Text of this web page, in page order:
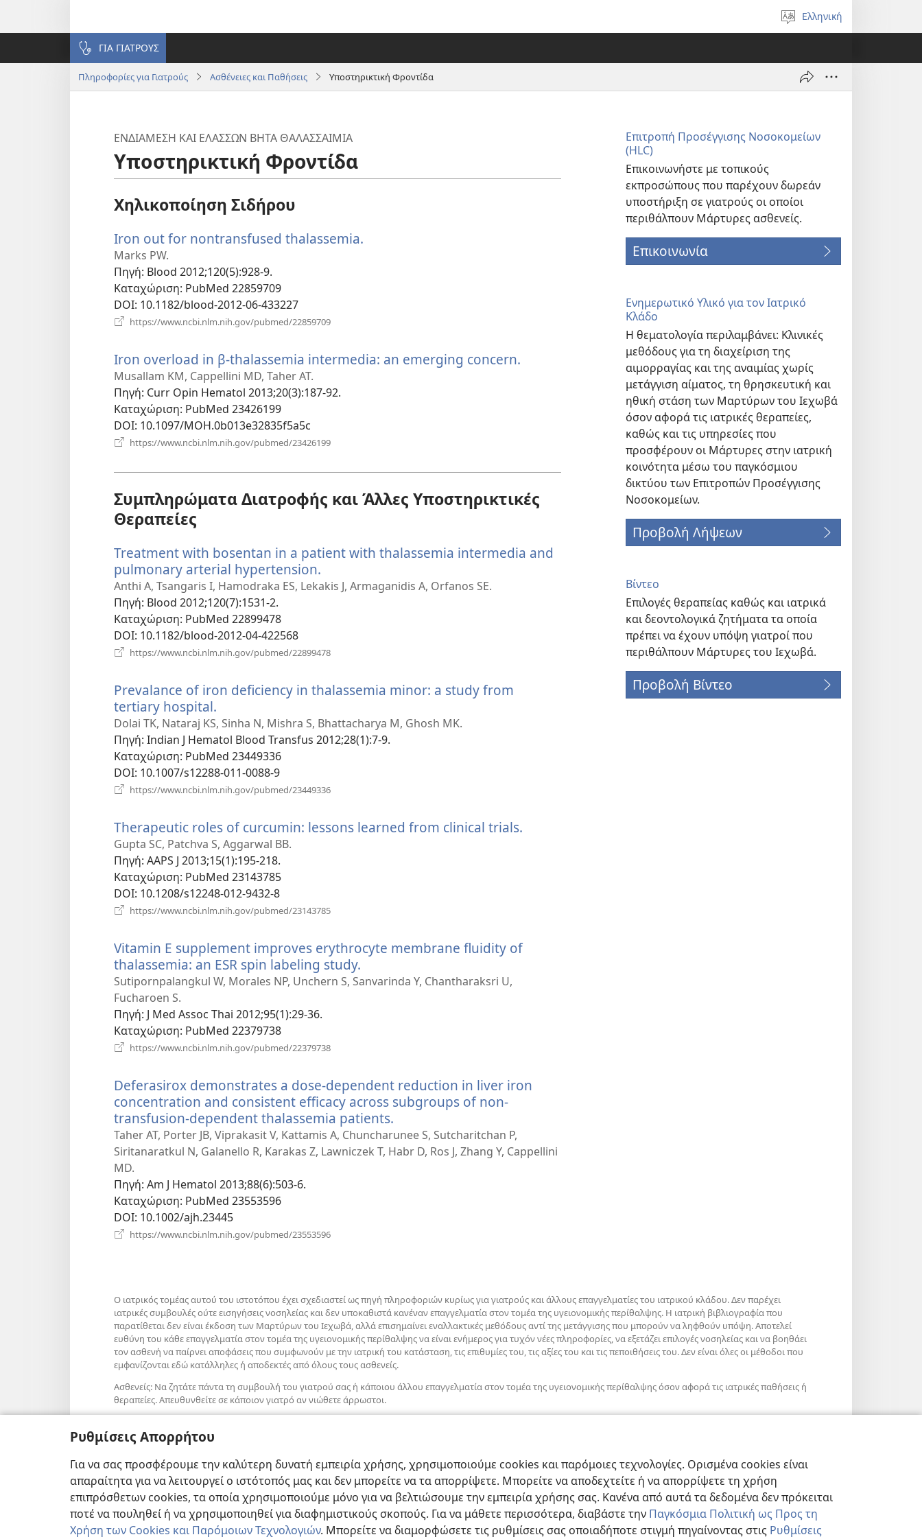
Ρυθμίσεις Απορρήτου
Για να σας προσφέρουμε την καλύτερη δυνατή εμπειρία χρήσης, χρησιμοποιούμε cookies και παρόμοιες τεχνολογίες. Ορισμένα cookies είναι
απαραίτητα για να λειτουργεί ο ιστότοπός μας και δεν μπορείτε να τα απορρίψετε. Μπορείτε να αποδεχτείτε ή να απορρίψετε τη χρήση
επιπρόσθετων cookies, τα οποία χρησιμοποιούμε μόνο για να βελτιώσουμε την εμπειρία χρήσης σας. Κανένα από αυτά τα δεδομένα δεν πρόκειται
ποτέ να πουληθεί ή να χρησιμοποιηθεί για διαφημιστικούς σκοπούς. Για να μάθετε περισσότερα, διαβάστε την Παγκόσμια Πολιτική ως Προς τη
Χρήση των Cookies και Παρόμοιων Τεχνολογιών. Μπορείτε να διαμορφώσετε τις ρυθμίσεις σας οποιαδήποτε στιγμή πηγαίνοντας στις Ρυθμίσεις
Επιλέξτε
γλώσσα
Ελληνική
ΓΙΑ ΓΙΑΤΡΟΥΣ
Πληροφορίες για Γιατρούς Ασθένειες και Παθήσεις Υποστηρικτική Φροντίδα
ΕΝΔΙΆΜΕΣΗ ΚΑΙ ΕΛΆΣΣΩΝ ΒΉΤΑ ΘΑΛΑΣΣΑΙΜΊΑ
Υποστηρικτική Φροντίδα
Χηλικοποίηση Σιδήρου
Iron out for nontransfused thalassemia.
Marks PW.
Πηγή‎: Blood 2012;120(5):928-9.
Καταχώριση‎: PubMed 22859709
DOI‎: 10.1182/blood-2012-06-433227
https://www.ncbi.nlm.nih.gov/pubmed/22859709
Iron overload in β-thalassemia intermedia: an emerging concern.
Musallam KM, Cappellini MD, Taher AT.
Πηγή‎: Curr Opin Hematol 2013;20(3):187-92.
Καταχώριση‎: PubMed 23426199
DOI‎: 10.1097/MOH.0b013e32835f5a5c
https://www.ncbi.nlm.nih.gov/pubmed/23426199
Συμπληρώματα Διατροφής και Άλλες Υποστηρικτικές
Θεραπείες
Treatment with bosentan in a patient with thalassemia intermedia and
pulmonary arterial hypertension.
νέο
Anthi A, Tsangaris I, Hamodraka ES, Lekakis J, Armaganidis A, Orfanos SE.
Πηγή‎: Blood 2012;120(7):1531-2.
Καταχώριση‎: PubMed 22899478
DOI‎: 10.1182/blood-2012-04-422568
https://www.ncbi.nlm.nih.gov/pubmed/22899478
Prevalance of iron deficiency in thalassemia minor: a study from
tertiary hospital.
νέο
παράθυρο)
Dolai TK, Nataraj KS, Sinha N, Mishra S, Bhattacharya M, Ghosh MK.
Πηγή‎: Indian J Hematol Blood Transfus 2012;28(1):7-9.
Καταχώριση‎: PubMed 23449336
DOI‎: 10.1007/s12288-011-0088-9
https://www.ncbi.nlm.nih.gov/pubmed/23449336
Therapeutic roles of curcumin: lessons learned from clinical trials.
Gupta SC, Patchva S, Aggarwal BB.
Πηγή‎: AAPS J 2013;15(1):195-218.
Καταχώριση‎: PubMed 23143785
DOI‎: 10.1208/s12248-012-9432-8
https://www.ncbi.nlm.nih.gov/pubmed/23143785
Vitamin E supplement improves erythrocyte membrane fluidity of
thalassemia: an ESR spin labeling study.
νέο
Sutipornpalangkul W, Morales NP, Unchern S, Sanvarinda Y, Chantharaksri U,
Fucharoen S.
Πηγή‎: J Med Assoc Thai 2012;95(1):29-36.
Καταχώριση‎: PubMed 22379738
https://www.ncbi.nlm.nih.gov/pubmed/22379738
Deferasirox demonstrates a dose-dependent reduction in liver iron
concentration and consistent efficacy across subgroups of non-
transfusion-dependent thalassemia patients.
νέο
παράθυρο)
Taher AT, Porter JB, Viprakasit V, Kattamis A, Chuncharunee S, Sutcharitchan P,
Siritanaratkul N, Galanello R, Karakas Z, Lawniczek T, Habr D, Ros J, Zhang Y, Cappellini
MD.
Πηγή‎: Am J Hematol 2013;88(6):503-6.
Καταχώριση‎: PubMed 23553596
DOI‎: 10.1002/ajh.23445
https://www.ncbi.nlm.nih.gov/pubmed/23553596
Επιτροπή Προσέγγισης Νοσοκομείων
(HLC)
Επικοινωνήστε με τοπικούς
εκπροσώπους που παρέχουν δωρεάν
υποστήριξη σε γιατρούς οι οποίοι
περιθάλπουν Μάρτυρες ασθενείς.
Επικοινωνία
Ενημερωτικό Υλικό για τον Ιατρικό
Κλάδο
Η θεματολογία περιλαμβάνει: Κλινικές
μεθόδους για τη διαχείριση της
αιμορραγίας και της αναιμίας χωρίς
μετάγγιση αίματος, τη θρησκευτική και
ηθική στάση των Μαρτύρων του Ιεχωβά
όσον αφορά τις ιατρικές θεραπείες,
καθώς και τις υπηρεσίες που
προσφέρουν οι Μάρτυρες στην ιατρική
κοινότητα μέσω του παγκόσμιου
δικτύου των Επιτροπών Προσέγγισης
Νοσοκομείων.
Προβολή Λήψεων
Βίντεο
Επιλογές θεραπείας καθώς και ιατρικά
και δεοντολογικά ζητήματα τα οποία
πρέπει να έχουν υπόψη γιατροί που
περιθάλπουν Μάρτυρες του Ιεχωβά.
Προβολή Βίντεο
Ο ιατρικός τομέας αυτού του ιστοτόπου έχει σχεδιαστεί ως πηγή πληροφοριών κυρίως για γιατρούς και άλλους επαγγελματίες του ιατρικού κλάδου. Δεν παρέχει
ιατρικές συμβουλές ούτε εισηγήσεις νοσηλείας και δεν υποκαθιστά κανέναν επαγγελματία στον τομέα της υγειονομικής περίθαλψης. Η ιατρική βιβλιογραφία που
παρατίθεται δεν είναι έκδοση των Μαρτύρων του Ιεχωβά, αλλά επισημαίνει εναλλακτικές μεθόδους αντί της μετάγγισης που μπορούν να ληφθούν υπόψη. Αποτελεί
ευθύνη του κάθε επαγγελματία στον τομέα της υγειονομικής περίθαλψης να είναι ενήμερος για τυχόν νέες πληροφορίες, να εξετάζει επιλογές νοσηλείας και να βοηθάει
τον ασθενή να παίρνει αποφάσεις που συμφωνούν με την ιατρική του κατάσταση, τις επιθυμίες του, τις αξίες του και τις πεποιθήσεις του. Δεν είναι όλες οι μέθοδοι που
εμφανίζονται εδώ κατάλληλες ή αποδεκτές από όλους τους ασθενείς.
Ασθενείς: Να ζητάτε πάντα τη συμβουλή του γιατρού σας ή κάποιου άλλου επαγγελματία στον τομέα της υγειονομικής περίθαλψης όσον αφορά τις ιατρικές παθήσεις ή
θεραπείες. Απευθυνθείτε σε κάποιον γιατρό αν νιώθετε άρρωστοι.
Ρυθμίσεις Εμφάνισης